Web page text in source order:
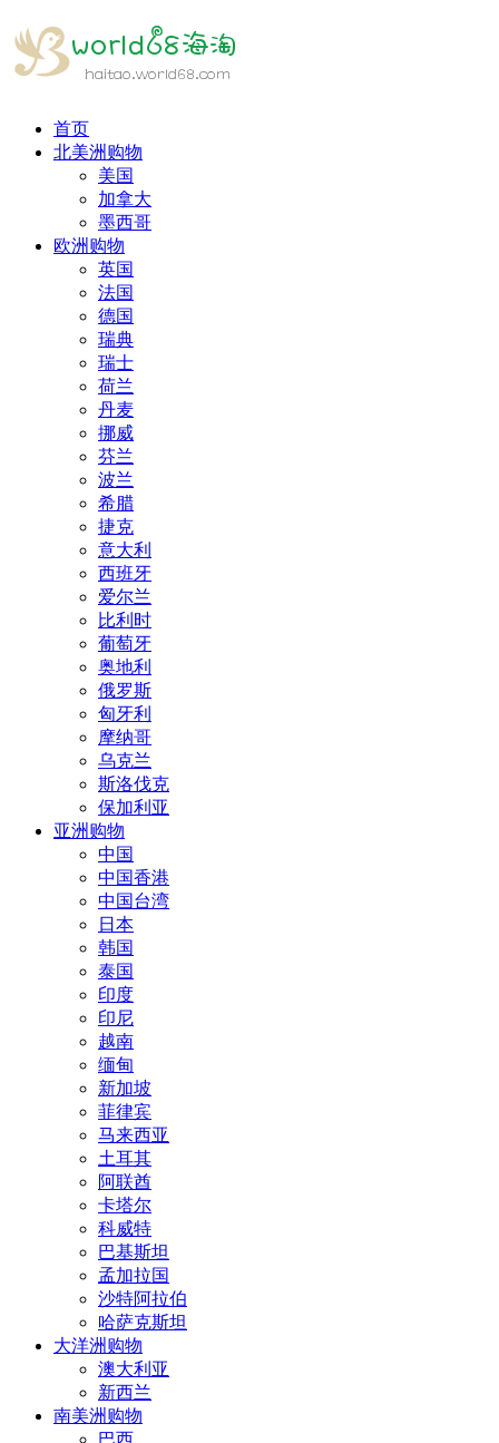
首页
北美洲购物
美国
加拿大
墨西哥
欧洲购物
英国
法国
德国
瑞典
瑞士
荷兰
丹麦
挪威
芬兰
波兰
希腊
捷克
意大利
西班牙
爱尔兰
比利时
葡萄牙
奥地利
俄罗斯
匈牙利
摩纳哥
乌克兰
斯洛伐克
保加利亚
亚洲购物
中国
中国香港
中国台湾
日本
韩国
泰国
印度
印尼
越南
缅甸
新加坡
菲律宾
马来西亚
土耳其
阿联酋
卡塔尔
科威特
巴基斯坦
孟加拉国
沙特阿拉伯
哈萨克斯坦
大洋洲购物
澳大利亚
新西兰
南美洲购物
巴西